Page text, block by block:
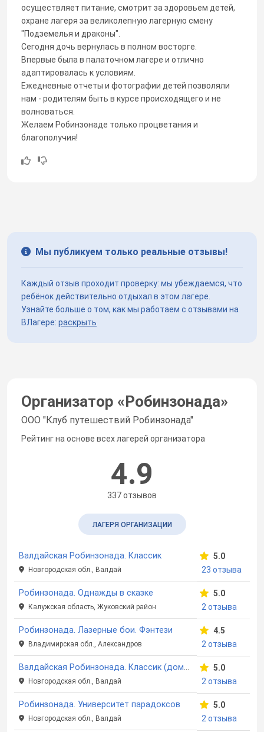
осуществляет питание, смотрит за здоровьем детей,
охране лагеря за великолепную лагерную смену
"Подземелья и драконы".
Сегодня дочь вернулась в полном восторге.
Впервые была в палаточном лагере и отлично
адаптировалась к условиям.
Ежедневные отчеты и фотографии детей позволяли
нам - родителям быть в курсе происходящего и не
волноваться.
Желаем Робинзонаде только процветания и
благополучия!
Мы публикуем только реальные отзывы!
Каждый отзыв проходит проверку: мы убеждаемся, что
ребёнок действительно отдыхал в этом лагере.
Узнайте больше о том, как мы работаем с отзывами на
ВЛагере: раскрыть
Организатор «Робинзонада»
ООО "Клуб путешествий Робинзонада"
Рейтинг на основе всех лагерей организатора
4.9
337 отзывов
ЛАГЕРЯ ОРГАНИЗАЦИИ
Валдайская Робинзонада. Классик
Новгородская обл., Валдай
5.0
23 отзыва
Робинзонада. Однажды в сказке
Калужская область, Жуковский район
5.0
2 отзыва
Робинзонада. Лазерные бои. Фэнтези
Владимирская обл., Александров
4.5
2 отзыва
Валдайская Робинзонада. Классик (домики)
Новгородская обл., Валдай
5.0
2 отзыва
Робинзонада. Университет парадоксов
Новгородская обл., Валдай
5.0
2 отзыва